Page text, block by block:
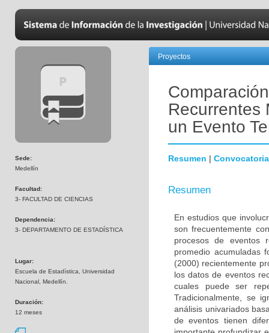
Sede:
Medellín
Facultad:
3- FACULTAD DE CIENCIAS
Dependencia:
3- DEPARTAMENTO DE ESTADÍSTICA
Lugar:
Escuela de Estadística, Universidad
Nacional, Medellín.
Duración:
12 meses
Proyectos
Recurrentes
un Evento
Resumen | Convocatoria
Resumen
En estudios que
son frecuentemente
procesos de eventos
promedio acumuladas
(2000) recientemente
los datos de eventos
cuales puede ser
Tradicionalmente, se
análisis univariados
de eventos tienen